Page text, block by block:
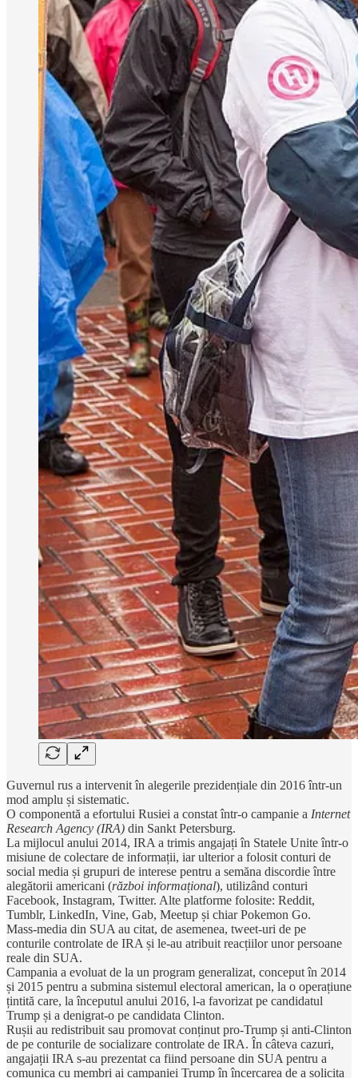
Guvernul rus a intervenit în alegerile prezidențiale din 2016 într-un
mod amplu și sistematic.
O componentă a efortului Rusiei a constat într-o campanie a Internet
Research Agency (IRA) din Sankt Petersburg.
La mijlocul anului 2014, IRA a trimis angajați în Statele Unite într-o
misiune de colectare de informații, iar ulterior a folosit conturi de
social media și grupuri de interese pentru a semăna discordie între
alegătorii americani (război informațional), utilizând conturi
Facebook, Instagram, Twitter. Alte platforme folosite: Reddit,
Tumblr, LinkedIn, Vine, Gab, Meetup și chiar Pokemon Go.
Mass-media din SUA au citat, de asemenea, tweet-uri de pe
conturile controlate de IRA și le-au atribuit reacțiilor unor persoane
reale din SUA.
Campania a evoluat de la un program generalizat, conceput în 2014
și 2015 pentru a submina sistemul electoral american, la o operațiune
țintită care, la începutul anului 2016, l-a favorizat pe candidatul
Trump și a denigrat-o pe candidata Clinton.
Rușii au redistribuit sau promovat conținut pro-Trump și anti-Clinton
de pe conturile de socializare controlate de IRA. În câteva cazuri,
angajații IRA s-au prezentat ca fiind persoane din SUA pentru a
comunica cu membri ai campaniei Trump în încercarea de a solicita